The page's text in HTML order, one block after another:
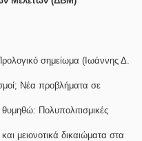
σημείωμα (Ιωάννης Δ.
Νέα προβλήματα σε
Πολυπολιτισμικές
μειονοτικά δικαιώματα στα